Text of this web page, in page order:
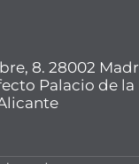
8. 28002
Palacio de la